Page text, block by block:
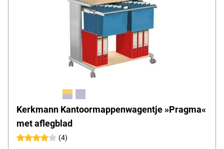
Kerkmann Kantoormappenwagentje »Pragma«
met aflegblad
(4)